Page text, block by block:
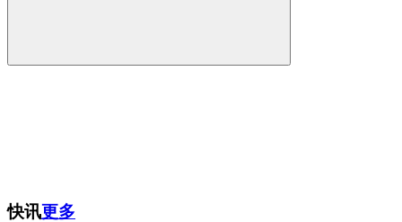
快讯更多